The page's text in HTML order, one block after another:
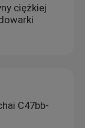
ciężkiej
C47bb-